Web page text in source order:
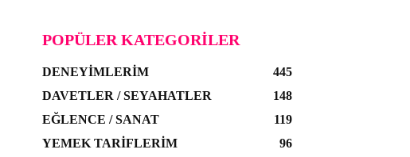
POPÜLER KATEGORILER
DENEYIMLERIM
445
DAVETLER / SEYAHATLER
148
EĞLENCE / SANAT
119
YEMEK TARIFLERIM
96